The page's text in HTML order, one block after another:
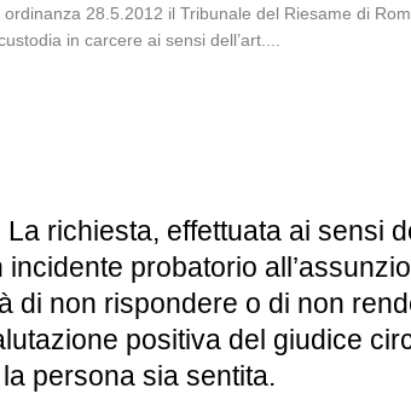
28.5.2012 il Tribunale del Riesame di
in carcere ai sensi dell’art....
richiesta, effettuata ai sensi
probatorio
di non rispondere o di non
positiva del giudice
persona sia sentita.